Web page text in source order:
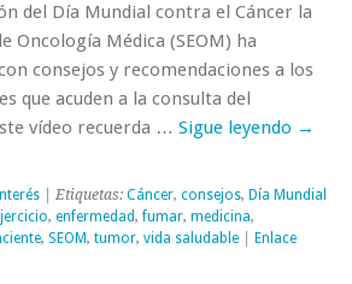
del Día Mundial contra el Cáncer la
Oncología Médica (SEOM) ha
consejos y recomendaciones a los
que acuden a la consulta del
vídeo recuerda … Sigue leyendo →
| Etiquetas: Cáncer, consejos, Día Mundial
, enfermedad,fumar, medicina,
, SEOM, tumor, vida saludable
Enlace